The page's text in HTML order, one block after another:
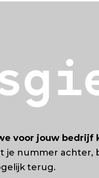
voor jouw bedrijf
je nummer achter,
terug.